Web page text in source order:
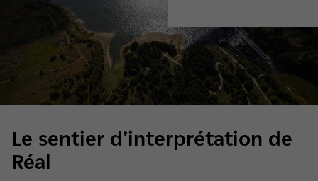
Le sentier d’interprétation de
Réal